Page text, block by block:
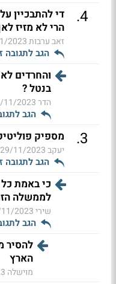
4
.
די להתבכיין
הרי לא מזיז
זאב ערבות11:05
הגב לתגובה
והחרדים
בנטל ?
הדר2023 14:14
הגב
3
. מספיק
יעקב29/11/2023 10:27
הגב לתגובה
כי באמת
לממשלה
שירי2023 14:16
הגב
להסיר
הארץ
מוישלה